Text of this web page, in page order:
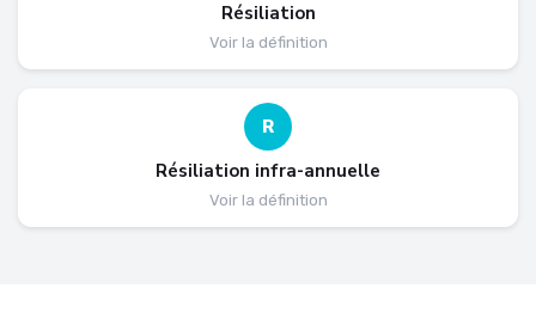
Résiliation
Voir la définition
R
Résiliation infra-annuelle
Voir la définition